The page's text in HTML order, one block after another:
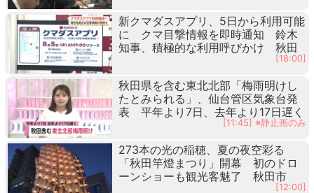
新クマダスアプリ、5日から利用可能
に クマ目撃情報を即時通知 鈴木
知事、積極的な利用呼びかけ 秋田
[18:00]
秋田県を含む東北北部「梅雨明けし
たとみられる」、仙台管区気象台発
表 平年より7日、去年より17日遅く
[11:45] ※静止画のみ
273本の光の稲穂、夏の夜空彩る
「秋田竿燈まつり」開幕 初のドロ
ーンショーも観光客魅了 秋田市
[12:00]